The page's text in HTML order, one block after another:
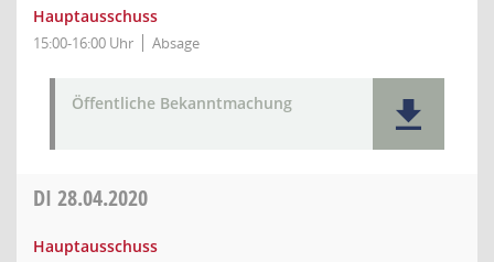
Hauptausschuss
15:00-16:00 Uhr Absage
Öffentliche Bekanntmachung
DI 28.04.2020
Hauptausschuss